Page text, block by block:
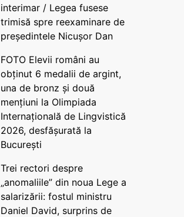
interimar / Legea fusese
trimisă spre reexaminare de
președintele Nicușor Dan
FOTO Elevii români au
obținut 6 medalii de argint,
una de bronz și două
mențiuni la Olimpiada
Internațională de Lingvistică
2026, desfășurată la
București
Trei rectori despre
„anomaliile” din noua Lege a
salarizării: fostul ministru
Daniel David, surprins de